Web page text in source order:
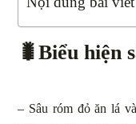
🐛Biểu hiện
– Sâu róm đỏ ăn lá